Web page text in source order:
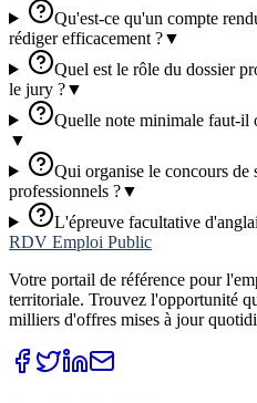
Qu'est-ce qu'un compte
rédiger efficacement ?▼
Quel est le rôle du dossier
le jury ?▼
Quelle note minimale faut-il
▼
Qui organise le concours de
professionnels ?▼
L'épreuve facultative
RDV Emploi Public
Votre portail de référence pour
territoriale. Trouvez l'opportunité
milliers d'offres mises à jour